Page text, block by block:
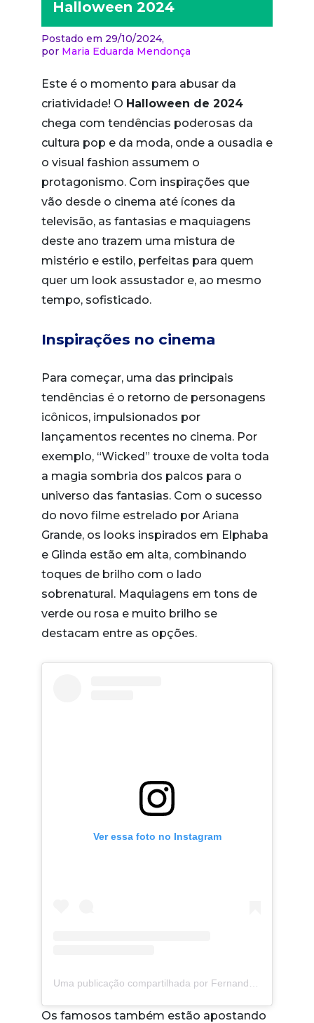
Halloween 2024
Postado em 29/10/2024,
por Maria Eduarda Mendonça
Este é o momento para abusar da
criatividade! O Halloween de 2024
chega com tendências poderosas da
cultura pop e da moda, onde a ousadia e
o visual fashion assumem o
protagonismo. Com inspirações que
vão desde o cinema até ícones da
televisão, as fantasias e maquiagens
deste ano trazem uma mistura de
mistério e estilo, perfeitas para quem
quer um look assustador e, ao mesmo
tempo, sofisticado.
Inspirações no cinema
Para começar, uma das principais
tendências é o retorno de personagens
icônicos, impulsionados por
lançamentos recentes no cinema. Por
exemplo, “Wicked” trouxe de volta toda
a magia sombria dos palcos para o
universo das fantasias. Com o sucesso
do novo filme estrelado por Ariana
Grande, os looks inspirados em Elphaba
e Glinda estão em alta, combinando
toques de brilho com o lado
sobrenatural. Maquiagens em tons de
verde ou rosa e muito brilho se
destacam entre as opções.
Ver essa foto no Instagram
Os famosos também estão apostando